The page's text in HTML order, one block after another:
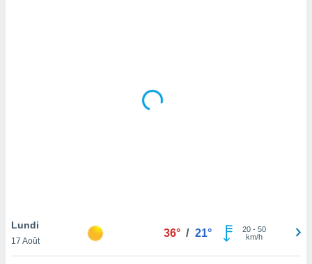
notre
Lundi
17 Août
36° / 21° 20- 50
km/h